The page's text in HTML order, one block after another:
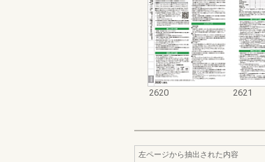
2620 2621
左ページから抽出された内容